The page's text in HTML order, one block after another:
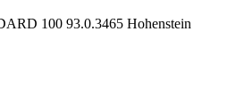
100 93.0.3465 Hohenstein